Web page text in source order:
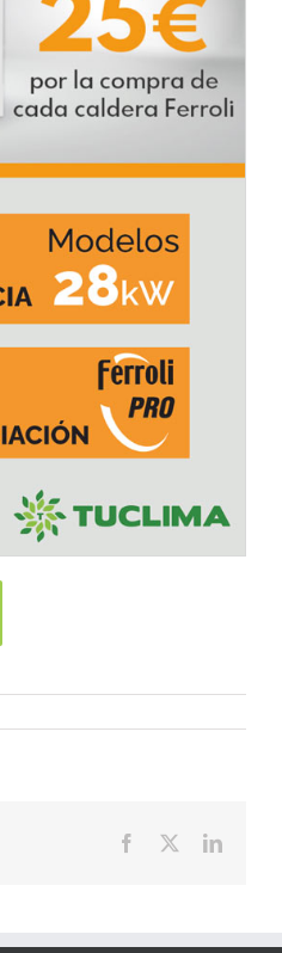
Facebook LinkedIn